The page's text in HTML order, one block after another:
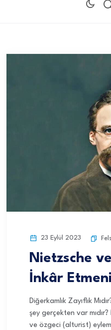
23 Eylül 2023
Nietzsche
İnkâr
Diğerkamlık Zayıflık
şey gerçekten var
ve özgeci (alturist)